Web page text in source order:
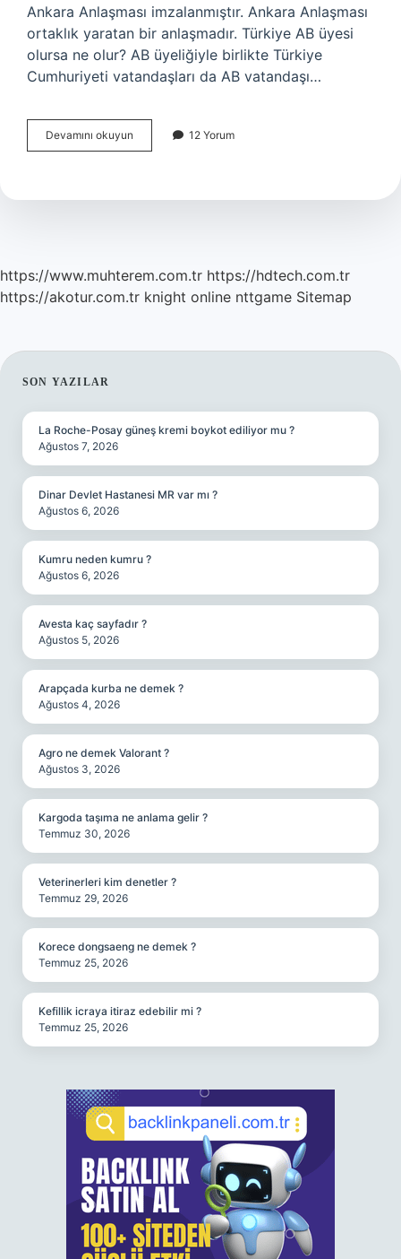
Ankara Anlaşması imzalanmıştır. Ankara Anlaşması
ortaklık yaratan bir anlaşmadır. Türkiye AB üyesi
olursa ne olur? AB üyeliğiyle birlikte Türkiye
Cumhuriyeti vatandaşları da AB vatandaşı…
Devamını okuyun
Birliğine
Nelerdir
12 Yorum
https://www.muhterem.com.tr https://hdtech.com.tr
https://akotur.com.tr knight online nttgame Sitemap
SIDEBAR
SON YAZILAR
La Roche-Posay güneş kremi boykot ediliyor mu ?
Ağustos 7, 2026
Dinar Devlet Hastanesi MR var mı ?
Ağustos 6, 2026
Kumru neden kumru ?
Ağustos 6, 2026
Avesta kaç sayfadır ?
Ağustos 5, 2026
Arapçada kurba ne demek ?
Ağustos 4, 2026
Agro ne demek Valorant ?
Ağustos 3, 2026
Kargoda taşıma ne anlama gelir ?
Temmuz 30, 2026
Veterinerleri kim denetler ?
Temmuz 29, 2026
Korece dongsaeng ne demek ?
Temmuz 25, 2026
Kefillik icraya itiraz edebilir mi ?
Temmuz 25, 2026